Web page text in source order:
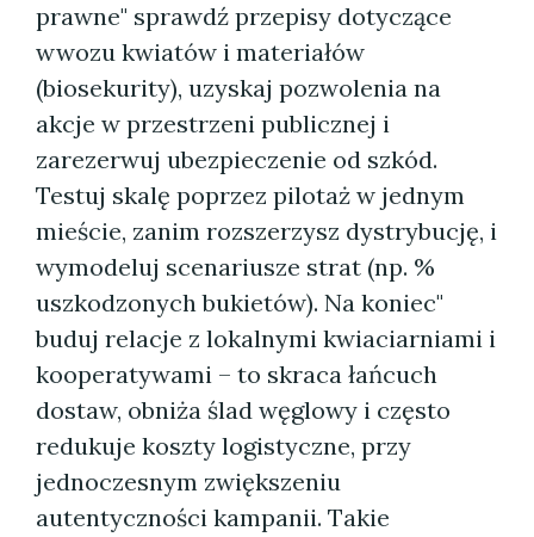
prawne" sprawdź przepisy dotyczące
wwozu kwiatów i materiałów
(biosekurity), uzyskaj pozwolenia na
akcje w przestrzeni publicznej i
zarezerwuj ubezpieczenie od szkód.
Testuj skalę poprzez pilotaż w jednym
mieście, zanim rozszerzysz dystrybucję, i
wymodeluj scenariusze strat (np. %
uszkodzonych bukietów). Na koniec"
buduj relacje z lokalnymi kwiaciarniami i
kooperatywami – to skraca łańcuch
dostaw, obniża ślad węglowy i często
redukuje koszty logistyczne, przy
jednoczesnym zwiększeniu
autentyczności kampanii. Takie